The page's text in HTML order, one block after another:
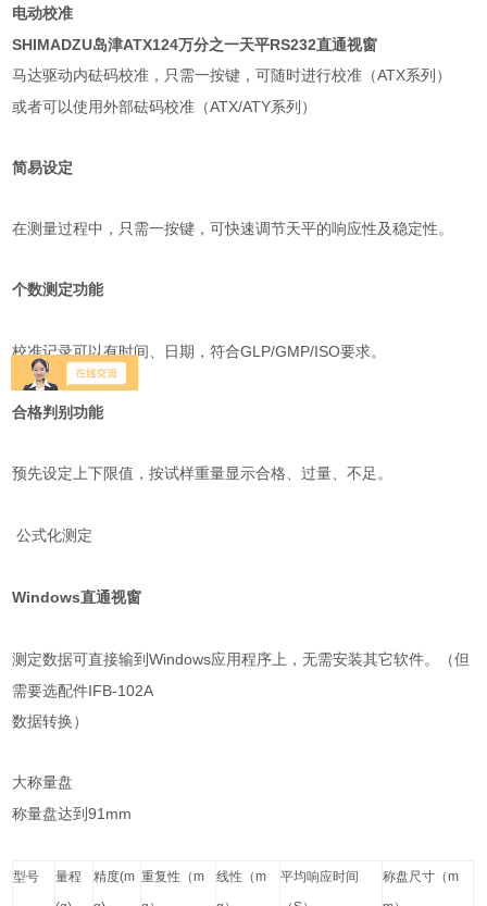
电动校准
SHIMADZU岛津ATX124万分之一天平RS232直通视窗
马达驱动内砝码校准，只需一按键，可随时进行校准（ATX系列）
或者可以使用外部砝码校准（ATX/ATY系列）
简易设定
在测量过程中，只需一按键，可快速调节天平的响应性及稳定性。
个数测定功能
校准记录可以有时间、日期，符合GLP/GMP/ISO要求。
合格判别功能
预先设定上下限值，按试样重量显示合格、过量、不足。
公式化测定
Windows直通视窗
测定数据可直接输到Windows应用程序上，无需安装其它软件。（但
需要选配件IFB-102A
数据转换）
大称量盘
称量盘达到91mm
型号
量程
精度(m 重复性（m
线性（m
平均响应时间
称盘尺寸（m